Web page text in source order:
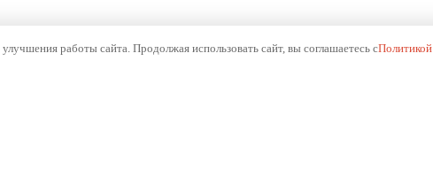
работы сайта. Продолжая использовать сайт, вы соглашаетесь сПолитикой